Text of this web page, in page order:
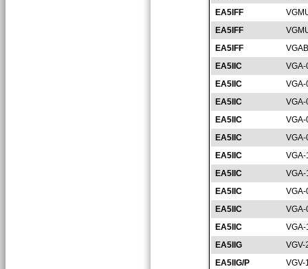
EA5IFF
EA5IFF
EA5IFF
EA5IIC
EA5IIC
EA5IIC
EA5IIC
EA5IIC
EA5IIC
EA5IIC
EA5IIC
EA5IIC
EA5IIC
EA5IIG
VGV-
EA5IIG/P
VGV-